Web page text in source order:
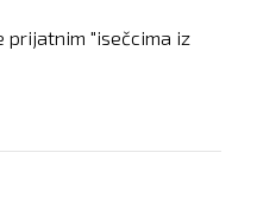
prijatnim "isečcima iz